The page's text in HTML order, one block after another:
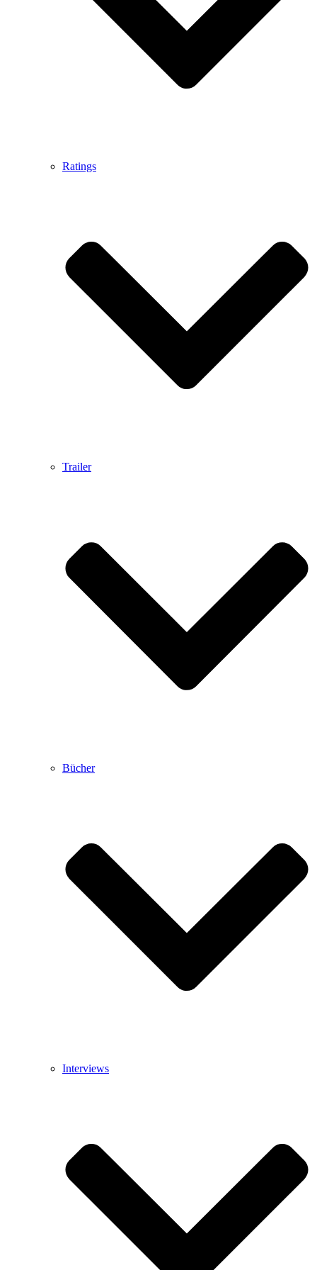
Ratings
Trailer
Bücher
Interviews